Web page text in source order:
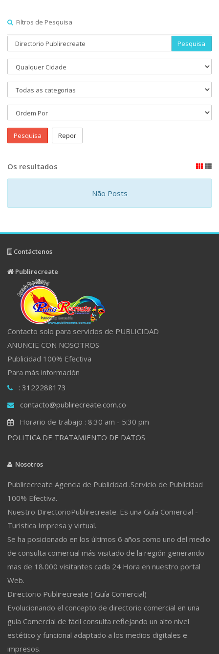
Filtros de Pesquisa
Pesquisa
Pesquisa Repor
Os resultados
Não Posts
Contáctenos
Publirecreate
Contacto solo para servicios de PUBLICIDAD
ANUNCIE CON NOSOTROS
Publicidad 100% Efectiva
Para más información
: 3122288173
contacto@publirecreate.com.co
Horario de trabajo : 8:30 am - 5:30 pm
POLITICA DE TRATAMIENTO DE DATOS
Nosotros
Publirecreate Agencia de Publicidad .Servicio de Publicidad
100% Efectiva.
Nuestro DirectorioPublirecreate. Es una Guía Comercial -
Turistica Impresa y virtual.
Se ha posicionado en los últimos 6 años como uno del medio
de consulta comercial más visitado de la región generando
mas de 18.000 visitantes cada 24 Hora en nuestro portal
Web.
Directorio Publirecreate ( Guía Comercial)
Evolucionando el concepto de directorio comercial en una
guía Comercial de fácil consulta reflejando un alto nivel
estético y funcional adaptado a los medios digitales e
impresos.